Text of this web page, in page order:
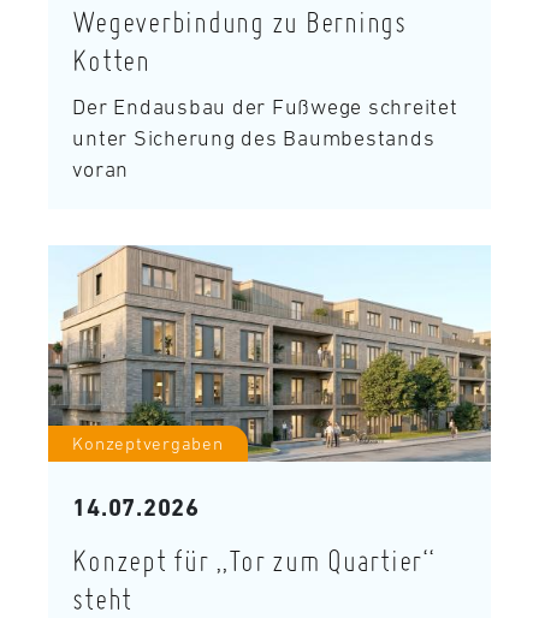
Wegeverbindung zu Bernings
Kotten
Der Endausbau der Fußwege schreitet
unter Sicherung des Baumbestands
voran
Konzeptvergaben
14.07.2026
Konzept für „Tor zum Quartier“
steht